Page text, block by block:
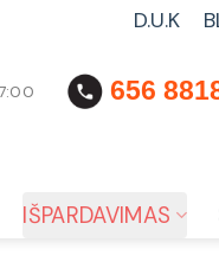
D.U.K
656
IŠPARDAVIMAS